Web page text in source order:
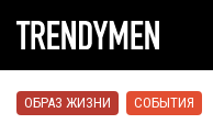
ОБРАЗ ЖИЗНИ СОБЫТИЯ